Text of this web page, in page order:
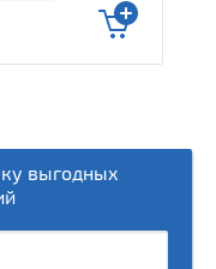
выгодных